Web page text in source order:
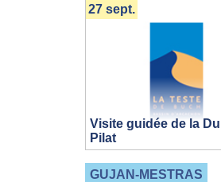
Visite guidée de la
Pilat
27 sept.
GUJAN-MESTRAS